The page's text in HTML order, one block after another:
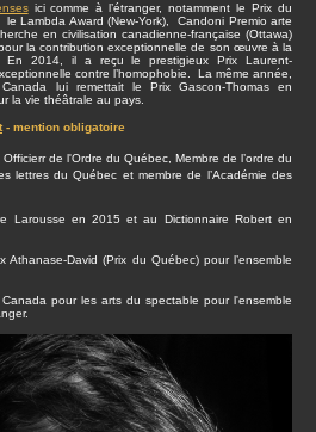
ici comme à l’étranger, notamment le Prix du
Lambda Award (New-York), Candoni Premio arte
en civilisation canadienne-française (Ottawa)
la contribution exceptionnelle de son œuvre à la
En 2014, il a reçu le prestigieux Prix Laurent-
contre l’homophobie. La même année,
lui remettait le Prix Gascon-Thomas en
la vie théâtrale au pays.
- mention obligatoire
de l'Ordre du Québec, Membre de l’ordre du
lettres du Québec et membre de l’Académie des
Larousse en 2015 et au Dictionnaire Robert en
David (Prix du Québec) pour l’ensemble
pour les arts du spectable pour l'ensemble